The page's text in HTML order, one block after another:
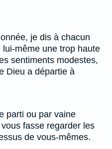
je dis à chacun
même une trop haute
sentiments modestes,
Dieu a départie à
parti ou par vaine
fasse regarder les
de vous-mêmes.